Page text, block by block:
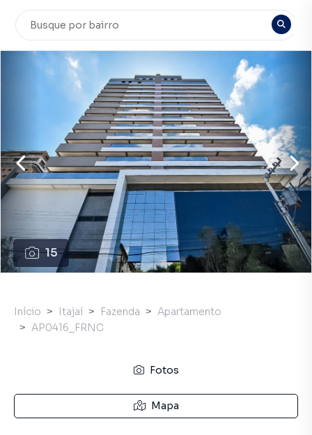
15
Início Itajaí Fazenda
Apartamento
AP0416_FRNC
Fotos
Mapa